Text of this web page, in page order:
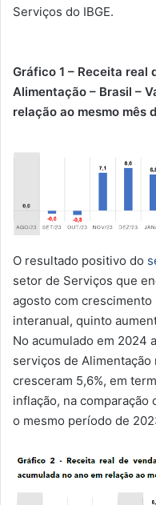
Serviços do IBGE.
Gráfico 1 – Receita real
Alimentação – Brasil –
relação ao mesmo mês
O resultado positivo do
setor de Serviços que
agosto com crescimento
interanual, quinto
No acumulado em 2024
serviços de Alimentação
cresceram 5,6%, em
inflação, na comparação
o mesmo período de